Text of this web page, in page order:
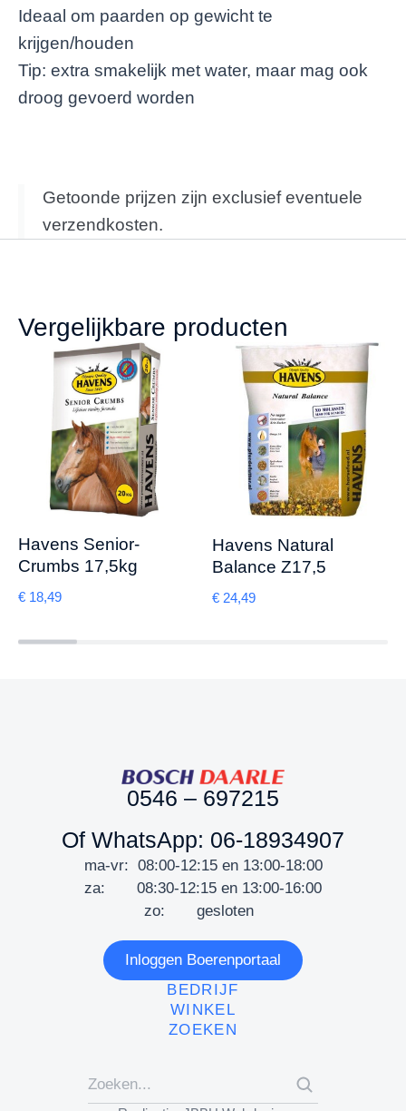
Ideaal om paarden op gewicht te
krijgen/houden
Tip: extra smakelijk met water, maar mag ook
droog gevoerd worden
Getoonde prijzen zijn exclusief eventuele
verzendkosten.
Vergelijkbare producten
Havens Senior-
Crumbs 17,5kg
€ 18,49
Havens Natural
Balance Z17,5
€ 24,49
0546 – 697215
Of WhatsApp: 06-18934907
ma-vr: 08:00-12:15 en 13:00-18:00
za: 08:30-12:15 en 13:00-16:00
zo: gesloten
Inloggen Boerenportaal
BEDRIJF
WINKEL
ZOEKEN